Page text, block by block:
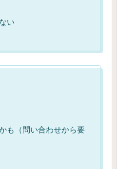
い
も（問い合わせから要